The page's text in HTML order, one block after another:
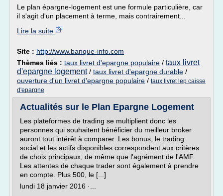
Le plan épargne-logement est une formule particulière, car
il s'agit d'un placement à terme, mais contrairement...
Lire la suite
Site : http://www.banque-info.com
Thèmes liés : taux livret d'epargne populaire / taux livret
d'epargne logement/ taux livret d'epargne durable /
ouverture d'un livret d'epargne populaire / taux livret lep caisse
d'epargne
Actualités sur le Plan Epargne Logement
Les plateformes de trading se multiplient donc les
personnes qui souhaitent bénéficier du meilleur broker
auront tout intérêt à comparer. Les bonus, le trading
social et les actifs disponibles correspondent aux critères
de choix principaux, de même que l'agrément de l'AMF.
Les attentes de chaque trader sont également à prendre
en compte. Plus 500, le [...]
lundi 18 janvier 2016 ·...